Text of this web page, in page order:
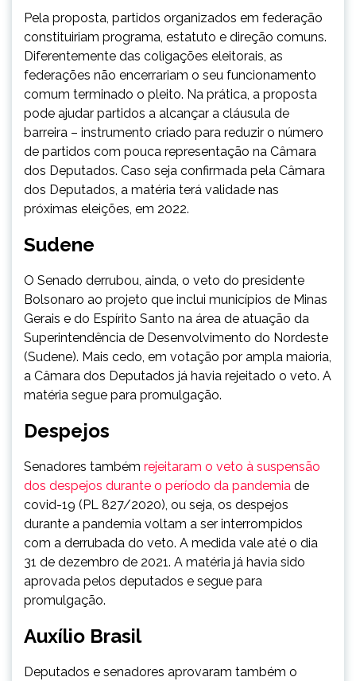
Pela proposta, partidos organizados em federação
constituiriam programa, estatuto e direção comuns.
Diferentemente das coligações eleitorais, as
federações não encerrariam o seu funcionamento
comum terminado o pleito. Na prática, a proposta
pode ajudar partidos a alcançar a cláusula de
barreira – instrumento criado para reduzir o número
de partidos com pouca representação na Câmara
dos Deputados. Caso seja confirmada pela Câmara
dos Deputados, a matéria terá validade nas
próximas eleições, em 2022.
Sudene
O Senado derrubou, ainda, o veto do presidente
Bolsonaro ao projeto que inclui municípios de Minas
Gerais e do Espírito Santo na área de atuação da
Superintendência de Desenvolvimento do Nordeste
(Sudene). Mais cedo, em votação por ampla maioria,
a Câmara dos Deputados já havia rejeitado o veto. A
matéria segue para promulgação.
Despejos
Senadores também rejeitaram o veto à suspensão
dos despejos durante o período da pandemia de
covid-19 (PL 827/2020), ou seja, os despejos
durante a pandemia voltam a ser interrompidos
com a derrubada do veto. A medida vale até o dia
31 de dezembro de 2021. A matéria já havia sido
aprovada pelos deputados e segue para
promulgação.
Auxílio Brasil
Deputados e senadores aprovaram também o